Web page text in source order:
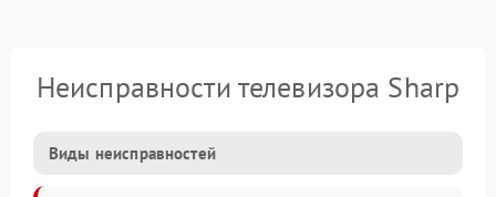
Неисправности телевизора Sharp
Виды неисправностей